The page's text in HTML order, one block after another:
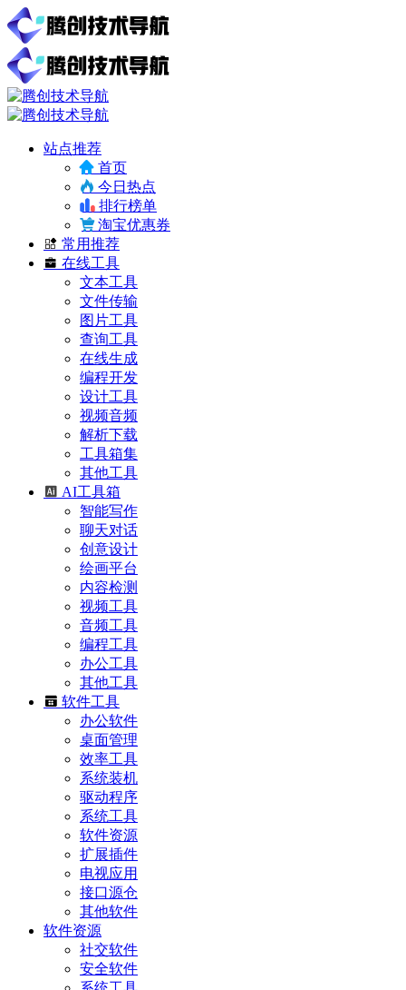
站点推荐
首页
今日热点
排行榜单
淘宝优惠券
常用推荐
在线工具
文本工具
文件传输
图片工具
查询工具
在线生成
编程开发
设计工具
视频音频
解析下载
工具箱集
其他工具
AI工具箱
智能写作
聊天对话
创意设计
绘画平台
内容检测
视频工具
音频工具
编程工具
办公工具
其他工具
软件工具
办公软件
桌面管理
效率工具
系统装机
驱动程序
系统工具
软件资源
扩展插件
电视应用
接口源仓
其他软件
软件资源
社交软件
安全软件